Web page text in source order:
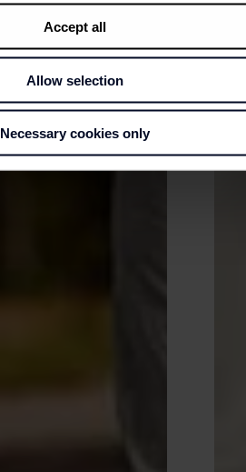
Accept all
Allow selection
Necessary cookies only